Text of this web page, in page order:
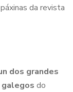
da revista
dos grandes
do